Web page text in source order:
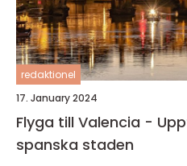
redaktionel
17. January 2024
Flyga till Valencia -
spanska staden